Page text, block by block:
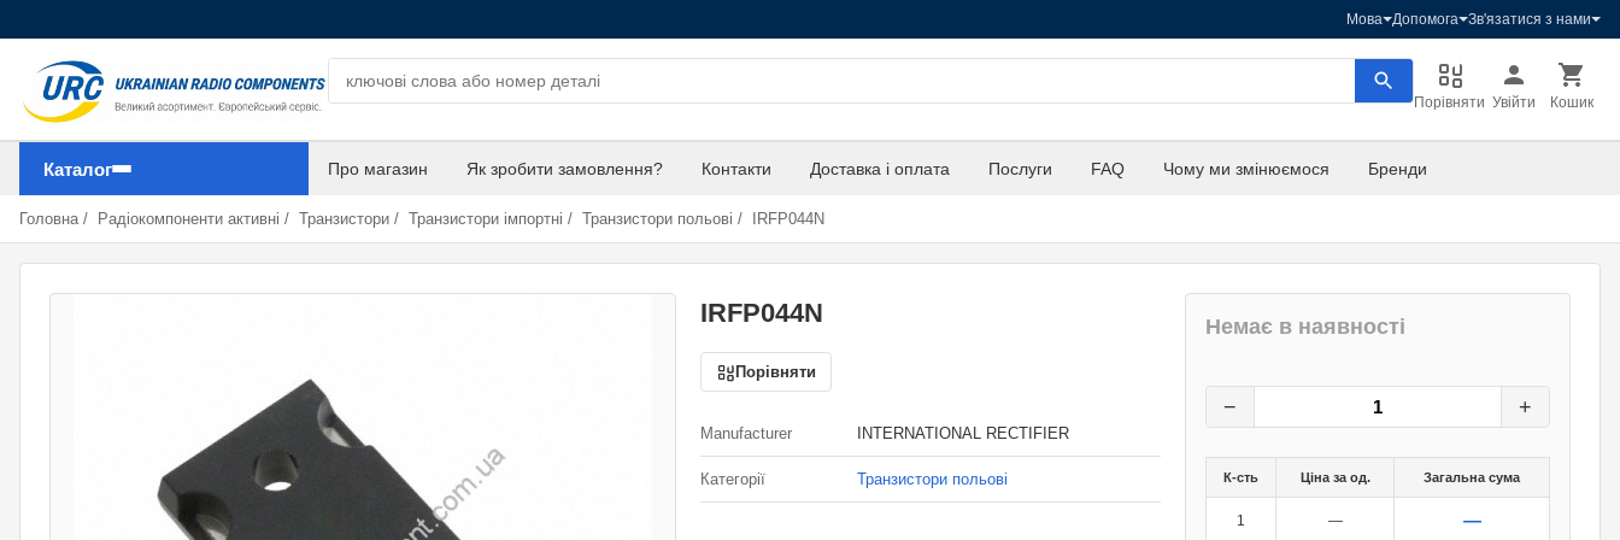
Мова Допомога Зв'язатися з нами
Порівняти Увійти Кошик
Каталог Про магазин Як зробити замовлення? Контакти Доставка і оплата Послуги FAQ Чому ми змінюємося Бренди
Головна / Радіокомпоненти активні / Транзистори / Транзистори імпортні / Транзистори польові / IRFP044N
IRFP044N
Порівняти
Manufacturer INTERNATIONAL RECTIFIER
Категорії Транзистори польові
Немає в наявності
− +
К-сть Ціна за од. Загальна сума
1 — —